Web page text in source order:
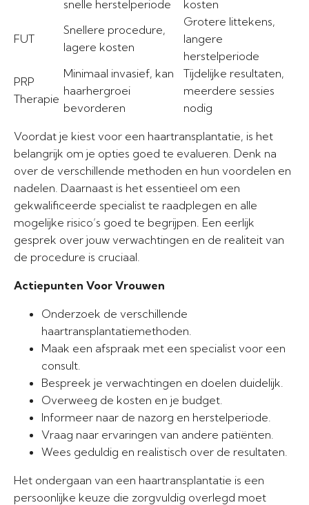
snelle herstelperiode
kosten
FUT
Snellere procedure,
lagere kosten
Grotere littekens,
langere
herstelperiode
PRP
Therapie
Minimaal invasief, kan
haarhergroei
bevorderen
Tijdelijke resultaten,
meerdere sessies
nodig
Voordat je kiest voor een haartransplantatie, is het
belangrijk om je opties goed te evalueren. Denk na
over de verschillende methoden en hun voordelen en
nadelen. Daarnaast is het essentieel om een
gekwalificeerde specialist te raadplegen en alle
mogelijke risico’s goed te begrijpen. Een eerlijk
gesprek over jouw verwachtingen en de realiteit van
de procedure is cruciaal.
Actiepunten Voor Vrouwen
Onderzoek de verschillende
haartransplantatiemethoden.
Maak een afspraak met een specialist voor een
consult.
Bespreek je verwachtingen en doelen duidelijk.
Overweeg de kosten en je budget.
Informeer naar de nazorg en herstelperiode.
Vraag naar ervaringen van andere patiënten.
Wees geduldig en realistisch over de resultaten.
Het ondergaan van een haartransplantatie is een
persoonlijke keuze die zorgvuldig overlegd moet